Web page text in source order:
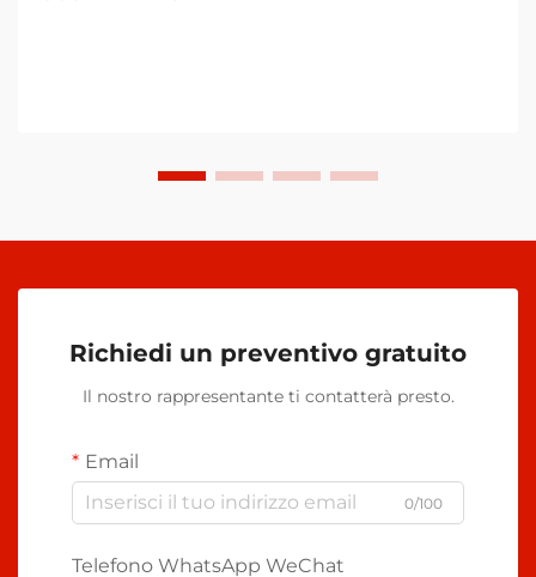
Richiedi un preventivo gratuito
Il nostro rappresentante ti contatterà presto.
Email
0/100
Telefono WhatsApp WeChat